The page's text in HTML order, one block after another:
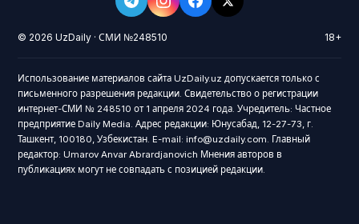
© 2026 UzDaily · СМИ №248510 18+
Использование материалов сайта UzDaily.uz допускается только с
письменного разрешения редакции. Свидетельство о регистрации
интернет-СМИ № 248510 от 1 апреля 2024 года. Учредитель: Частное
предприятие Daily Media. Адрес редакции: Юнусабад, 12-27-73, г.
Ташкент, 100180, Узбекистан. E-mail: info@uzdaily.com. Главный
редактор: Umarov Anvar Abrardjanovich Мнения авторов в
публикациях могут не совпадать с позицией редакции.